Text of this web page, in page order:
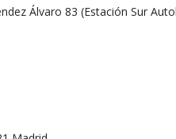
Álvaro 83 (Estación Sur